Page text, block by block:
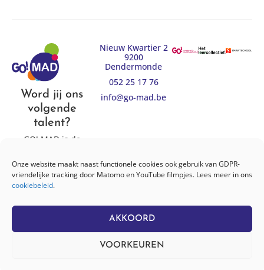
Onze website maakt naast functionele cookies ook gebruik van GDPR-
vriendelijke tracking door Matomo en YouTube filmpjes. Lees meer in ons
cookiebeleid.
AKKOORD
VOORKEUREN
Word jij ons
volgende
talent?
GO! MAD is de
beide athenea op
onze campus (GO!
atheneum en GO!
Nieuw Kwartier 2
9200
Dendermonde
052 25 17 76
info@go-mad.be
Privacy | Website door